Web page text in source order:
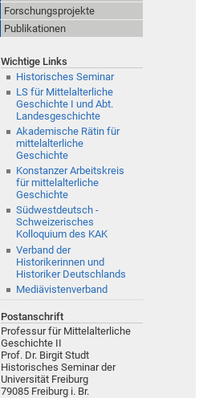
Forschungsprojekte
Publikationen
Wichtige Links
Historisches Seminar
LS für Mittelalterliche
Geschichte I und Abt.
Landesgeschichte
Akademische Rätin für
mittelalterliche
Geschichte
Konstanzer Arbeitskreis
für mittelalterliche
Geschichte
Südwestdeutsch -
Schweizerisches
Kolloquium des KAK
Verband der
Historikerinnen und
Historiker Deutschlands
Mediävistenverband
Postanschrift
Professur für Mittelalterliche
Geschichte II
Prof. Dr. Birgit Studt
Historisches Seminar der
Universität Freiburg
79085 Freiburg i. Br.